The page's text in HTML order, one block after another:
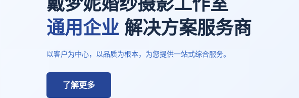
通用企业 解决方案服务商
以客户为中心，以品质为根本，为您提供一站式综合服务。
了解更多